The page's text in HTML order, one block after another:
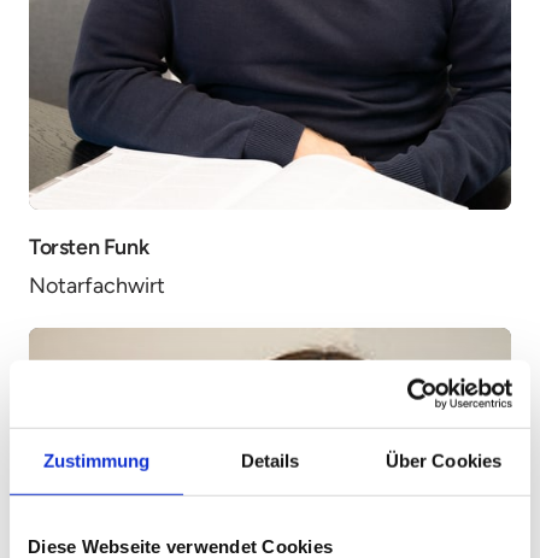
Zustimmung Details Über Cookies
Diese Webseite verwendet Cookies
Torsten Funk
Notarfachwirt